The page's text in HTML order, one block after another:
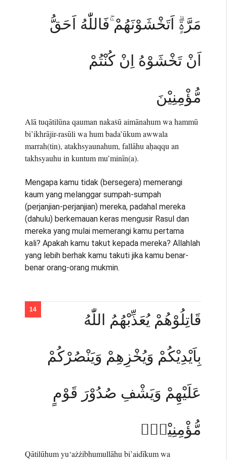
مَرَّةٍۗ اَتَخْشَوْنَهُمْ ۚفَاللّٰهُ اَحَقُّ
اَنْ تَخْشَوْهُ اِنْ كُنْتُمْ
مُّؤْمِنِيْنَ
Alā tuqātilūna qauman nakaṡū aimānahum wa hammū
bi’ikhrājir-rasūli wa hum bada’ūkum awwala
marrah(tin), atakhsyaunahum, fallāhu aḥaqqu an
takhsyauhu in kuntum mu’minīn(a).
Mengapa kamu tidak (bersegera) memerangi
kaum yang melanggar sumpah-sumpah
(perjanjian-perjanjian) mereka, padahal mereka
(dahulu) berkemauan keras mengusir Rasul dan
mereka yang mulai memerangi kamu pertama
kali? Apakah kamu takut kepada mereka? Allahlah
yang lebih berhak kamu takuti jika kamu benar-
benar orang-orang mukmin.
قَاتِلُوْهُمْ يُعَذِّبْهُمُ اللّٰهُ
بِاَيْدِيْكُمْ وَيُخْزِهِمْ وَيَنْصُرْكُمْ
عَلَيْهِمْ وَيَشْفِ صُدُوْرَ قَوْمٍ
مُّؤْمِنِيْنَۙ
Qātilūhum yu‘ażżibhumullāhu bi’aidīkum wa